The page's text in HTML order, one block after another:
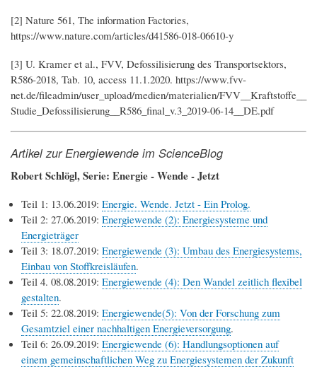
[2] Nature 561, The information Factories,
https://www.nature.com/articles/d41586-018-06610-y
[3] U. Kramer et al., FVV, Defossilisierung des Transportsektors,
R586-2018, Tab. 10, access 11.1.2020. https://www.fvv-
net.de/fileadmin/user_upload/medien/materialien/FVV__Kraftstoffe__
Studie_Defossilisierung__R586_final_v.3_2019-06-14__DE.pdf
Artikel zur Energiewende im ScienceBlog
Robert Schlögl, Serie: Energie - Wende - Jetzt
Teil 1: 13.06.2019: Energie. Wende. Jetzt - Ein Prolog.
Teil 2: 27.06.2019: Energiewende (2): Energiesysteme und
Energieträger
Teil 3: 18.07.2019: Energiewende (3): Umbau des Energiesystems,
Einbau von Stoffkreisläufen.
Teil 4. 08.08.2019: Energiewende (4): Den Wandel zeitlich flexibel
gestalten.
Teil 5: 22.08.2019: Energiewende(5): Von der Forschung zum
Gesamtziel einer nachhaltigen Energieversorgung.
Teil 6: 26.09.2019: Energiewende (6): Handlungsoptionen auf
einem gemeinschaftlichen Weg zu Energiesystemen der Zukunft